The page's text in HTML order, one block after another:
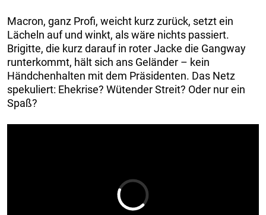
Macron, ganz Profi, weicht kurz zurück, setzt ein
Lächeln auf und winkt, als wäre nichts passiert.
Brigitte, die kurz darauf in roter Jacke die Gangway
runterkommt, hält sich ans Geländer – kein
Händchenhalten mit dem Präsidenten. Das Netz
spekuliert: Ehekrise? Wütender Streit? Oder nur ein
Spaß?